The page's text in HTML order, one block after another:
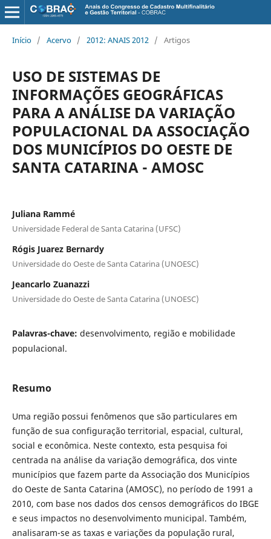
Início / Acervo / 2012: ANAIS 2012 / Artigos
USO DE SISTEMAS DE
INFORMAÇÕES GEOGRÁFICAS
PARA A ANÁLISE DA VARIAÇÃO
POPULACIONAL DA ASSOCIAÇÃO
DOS MUNICÍPIOS DO OESTE DE
SANTA CATARINA - AMOSC
Juliana Rammé
Universidade Federal de Santa Catarina (UFSC)
Rógis Juarez Bernardy
Universidade do Oeste de Santa Catarina (UNOESC)
Jeancarlo Zuanazzi
Universidade do Oeste de Santa Catarina (UNOESC)
Palavras-chave: desenvolvimento, região e mobilidade
populacional.
Resumo
Uma região possui fenômenos que são particulares em
função de sua configuração territorial, espacial, cultural,
social e econômica. Neste contexto, esta pesquisa foi
centrada na análise da variação demográfica, dos vinte
municípios que fazem parte da Associação dos Municípios
do Oeste de Santa Catarina (AMOSC), no período de 1991 a
2010, com base nos dados dos censos demográficos do IBGE
e seus impactos no desenvolvimento municipal. Também,
analisaram-se as taxas e variações da população rural,